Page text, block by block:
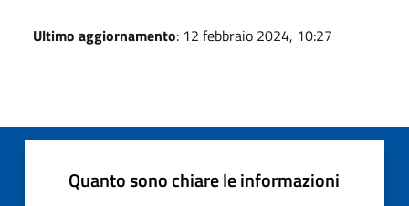
Ultimo aggiornamento: 12 febbraio 2024, 10:27
Quanto sono chiare le informazioni